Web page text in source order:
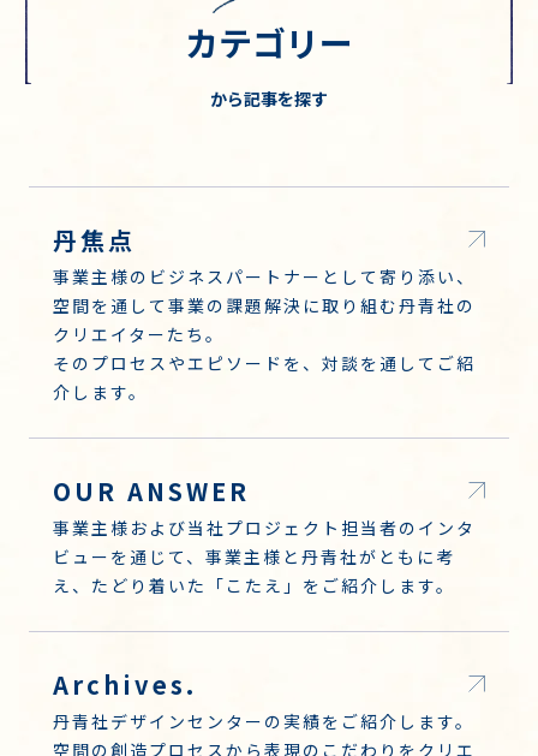
カテゴリー
から記事を探す
丹焦点
事業主様のビジネスパートナーとして寄り添い、
空間を通して事業の課題解決に取り組む丹青社の
クリエイターたち。
そのプロセスやエピソードを、対談を通してご紹
介します。
OUR ANSWER
事業主様および当社プロジェクト担当者のインタ
ビューを通じて、事業主様と丹青社がともに考
え、たどり着いた「こたえ」をご紹介します。
Archives.
丹青社デザインセンターの実績をご紹介します。
空間の創造プロセスから表現のこだわりをクリエ